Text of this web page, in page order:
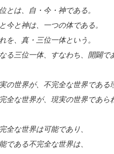
とは、自・今・神である。
今と神は、一つの体である。
を、真・三位一体という。
る三位一体、すなわち、開闢で
の世界が、不完全な世界である
全な世界が、現実の世界であら
全な世界は可能であり、
である不完全な世界は、